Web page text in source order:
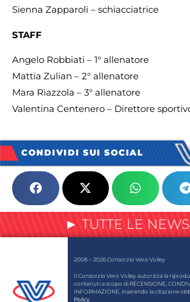
Sienna Zapparoli – schiacciatrice
STAFF
Angelo Robbiati – 1° allenatore
Mattia Zulian – 2° allenatore
Mara Riazzola – 3° allenatore
Valentina Centenero – Direttore
CONDIVIDI SUI SOCIAL
► TUTTE LE
2008 – 2026 Consorzio Vero Volley
Il Consorzio Vero Volley autorizza la
contenuti a scopo di RECENSIONE,
INFORMAZIONE, inserendo la citazione
Policy